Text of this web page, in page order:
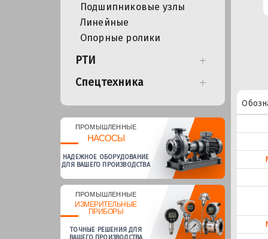
Подшипниковые узлы
Линейные
Опорные ролики
РТИ
Спецтехника
ПРОМЫШЛЕННЫЕ
НАСОСЫ
НАДЕЖНОЕ ОБОРУДОВАНИЕ
ДЛЯ ВАШЕГО ПРОИЗВОДСТВА
ПРОМЫШЛЕННЫЕ
ИЗМЕРИТЕЛЬНЫЕ
ПРИБОРЫ
ТОЧНЫЕ РЕШЕНИЯ ДЛЯ
ВАШЕГО ПРОИЗВОДСТВА